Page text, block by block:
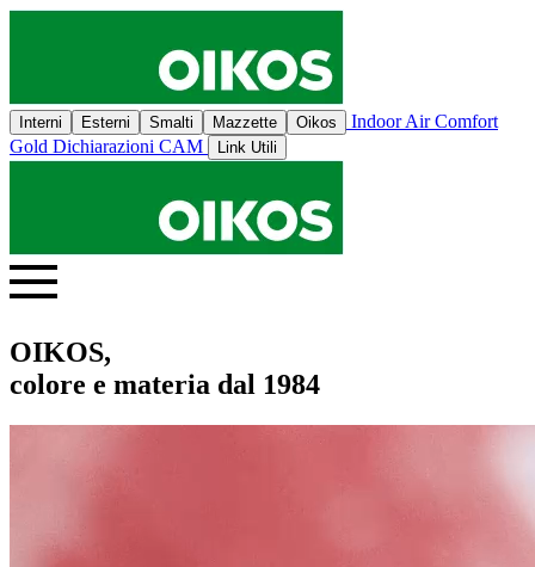
Interni Esterni Smalti Mazzette Oikos
Indoor Air Comfort
Gold Dichiarazioni CAM Link Utili
OIKOS,
colore e materia dal 1984